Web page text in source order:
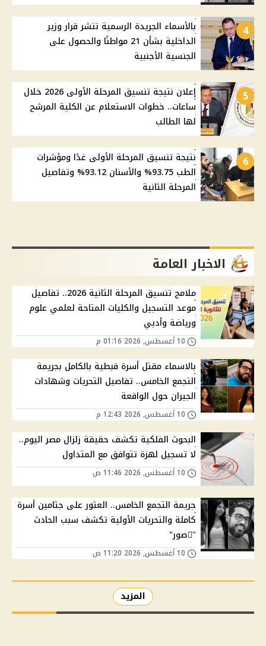
4
بالأسماء الجريدة الرسمية تنشر قرار وزير
الداخلية بشأن 21 مواطنًا والحصول على
الجنسية الأجنبية
5
إعلان نتيجة تنسيق المرحلة الأولى 2026 خلال
ساعات.. خطوات الاستعلام عن الكلية المرشح
لها الطالب
6
نتيجة تنسيق المرحلة الأولى غدًا ومؤشرات
الطب 93.75% والأسنان 93.12% وتفاصيل
المرحلة الثانية
الاخبار العامة
ملامح تنسيق المرحلة الثانية 2026.. تفاصيل
موعد التسجيل والكليات المتاحة لعلمي علوم
ورياضة وأدبي
بالاسماء مقتل أسرة قبطية بالكامل بجريمة
التجمع الخامس.. تفاصيل التحريات وشهادات
الجيران حول الواقعة
البحوث الفلكية تكشف حقيقة زلزال مصر اليوم..
لا تسجيل لهزة تتوافق مع المتداول
جريمة التجمع الخامس.. العثور على جثامين أسرة
كاملة والتحريات الأولية تكشف سبب الحادث
"ًصور"
المزيد